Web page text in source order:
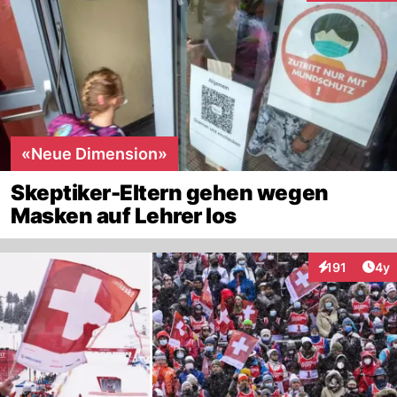
«Neue Dimension»
Skeptiker-Eltern gehen wegen
Masken auf Lehrer los
191
Interaktionen
4y